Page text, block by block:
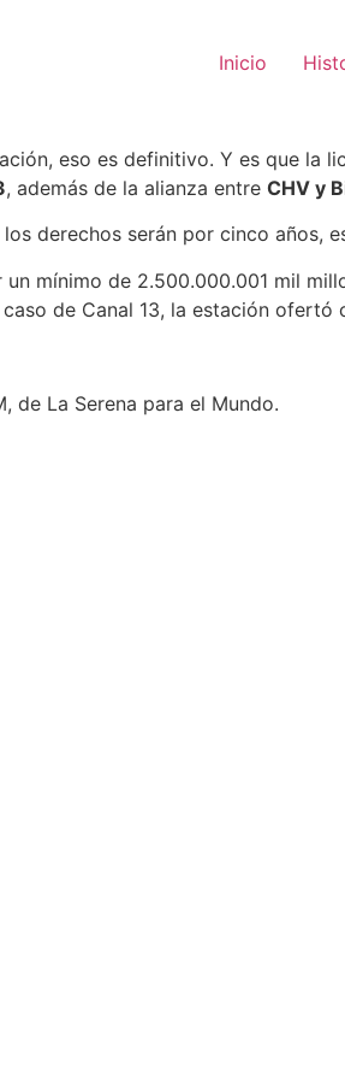
Inicio
se
se abstuvo
eso es definitivo. Y es que la
, además de la alianza entre CHV y
derechos serán por cinco años,
mínimo de 2.500.000.001 mil
de Canal 13, la estación ofertó
de La Serena para el Mundo.